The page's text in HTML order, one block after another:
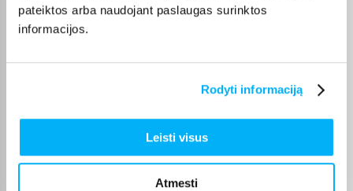
pateiktos arba naudojant paslaugas surinktos
informacijos.
Rodyti informaciją
Leisti visus
Atmesti
Puiki komunikacija. Pristatymas vėlavo 1 darbo dieną, nes nebuvo
prekės. Bet pri ...
labai patenkinta ačiū.
Edvardas B.